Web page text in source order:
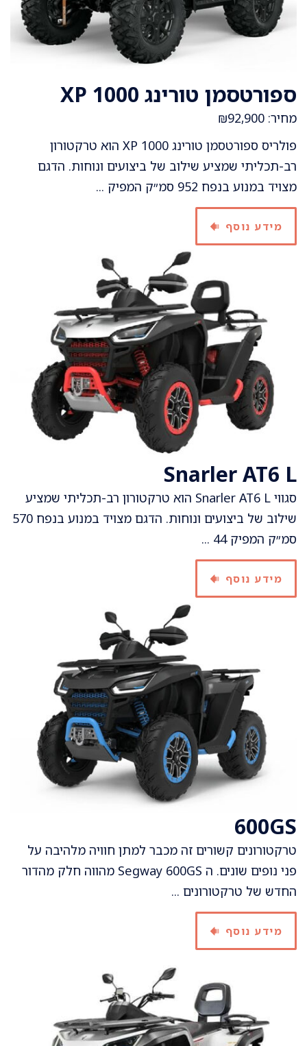
ספורטסמן טורינג XP 1000
מחיר: ₪92,900
פולריס ספורטסמן טורינג XP 1000 הוא טרקטורון
רב-תכליתי שמציע שילוב של ביצועים ונוחות. הדגם
מצויד במנוע בנפח 952 סמ״ק המפיק ...
מידע נוסף
Snarler AT6 L
סגווי Snarler AT6 L הוא טרקטורון רב-תכליתי שמציע
שילוב של ביצועים ונוחות. הדגם מצויד במנוע בנפח 570
סמ״ק המפיק 44 ...
מידע נוסף
600GS
טרקטורונים קשורים זה מכבר למתן חוויה מלהיבה על
פני נופים שונים. ה Segway 600GS מהווה חלק מהדור
החדש של טרקטורונים ...
מידע נוסף